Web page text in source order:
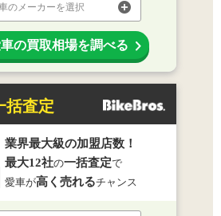
のメーカーを選択
の買取相場を調べる
括査定
業界最大級の加盟店数！
最大12社の一括査定で
愛車が高く売れるチャンス